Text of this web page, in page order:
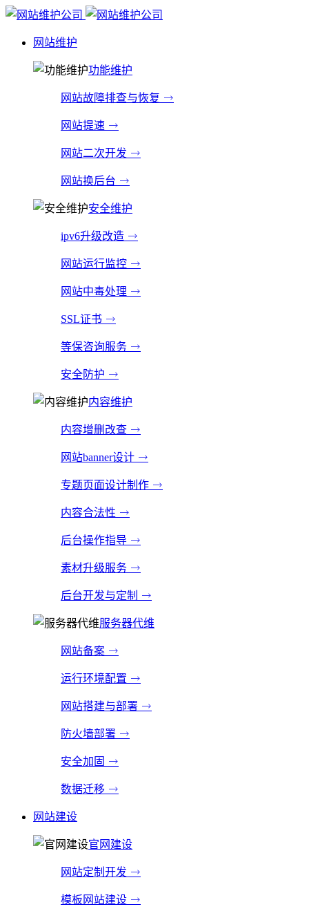
网站维护
功能维护
网站故障排查与恢复
网站提速
网站二次开发
网站换后台
安全维护
ipv6升级改造
网站运行监控
网站中毒处理
SSL证书
等保咨询服务
安全防护
内容维护
内容增删改查
网站banner设计
专题页面设计制作
内容合法性
后台操作指导
素材升级服务
后台开发与定制
服务器代维
网站备案
运行环境配置
网站搭建与部署
防火墙部署
安全加固
数据迁移
网站建设
官网建设
网站定制开发
模板网站建设